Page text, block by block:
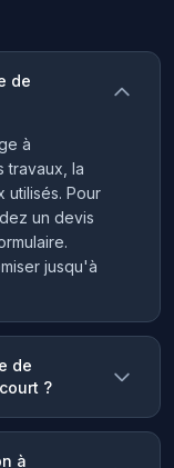
de
à
travaux, la
utilisés. Pour
un devis
jusqu'à
de
?
à